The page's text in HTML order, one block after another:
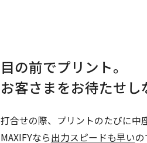
目の前でプリント。
お客さまをお待たせし
打合せの際、プリントのたびに中
MAXIFYなら出力スピードも早い